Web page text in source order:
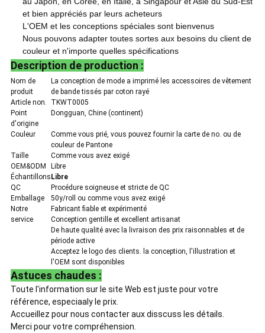
et bien appréciés par leurs acheteurs
L'OEM et les conceptions spéciales sont bienvenus
Nous pouvons adapter toutes sortes aux besoins du client de
couleur et n'importe quelles spécifications
Description de production :
Nom de
produit
La conception de mode a imprimé les accessoires de vêtement
de bande tissés par coton rayé
Article non.
TKWT0005
Point
d'origine
Dongguan, Chine (continent)
Couleur
Comme vous prié, vous pouvez fournir la carte de no. ou de
couleur de Pantone
Taille
Comme vous avez exigé
OEM&ODM
Libre
Échantillons Libre
QC
Procédure soigneuse et stricte de QC
Emballage
50y/roll ou comme vous avez exigé
Notre
service
Fabricant fiable et expérimenté
Conception gentille et excellent artisanat
De haute qualité avec la livraison des prix raisonnables et de
période active
Acceptez le logo des clients. la conception, l'illustration et
l'OEM sont disponibles
Astuces chaudes :
Toute l'information sur le site Web est juste pour votre
référence, especiaaly le prix.
Accueillez pour nous contacter aux disscuss les détails.
Merci pour votre compréhension.